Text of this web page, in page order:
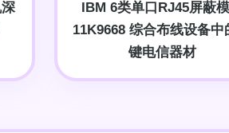
IBM 6类单口RJ45屏蔽
11K9668 综合布线设备中
键电信器材